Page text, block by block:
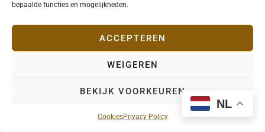
bepaalde functies en mogelijkheden.
ACCEPTEREN
WEIGEREN
BEKIJK VOORKEUREN
CookiesPrivacy Policy
Lees meer →
NL